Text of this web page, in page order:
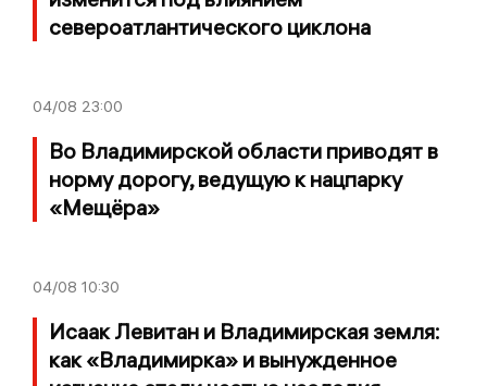
североатлантического циклона
04/08 23:00
Во Владимирской области приводят в
норму дорогу, ведущую к нацпарку
«Мещёра»
04/08 10:30
Исаак Левитан и Владимирская земля:
как «Владимирка» и вынужденное